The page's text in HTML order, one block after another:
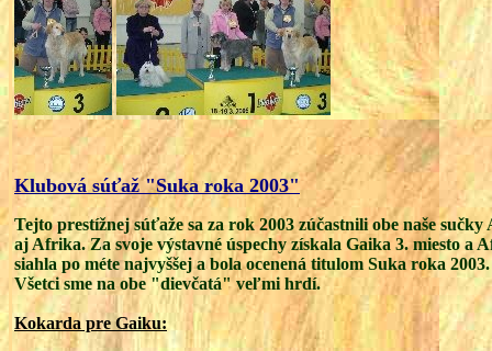
Klubová súťaž "Suka roka 2003"
Tejto prestížnej súťaže sa za rok 2003 zúčastnili obe naše sučky
aj Afrika. Za svoje výstavné úspechy získala Gaika 3. miesto a
siahla po méte najvyššej a bola ocenená titulom Suka roka 2003.
Všetci sme na obe "dievčatá" veľmi hrdí.
Kokarda pre Gaiku: